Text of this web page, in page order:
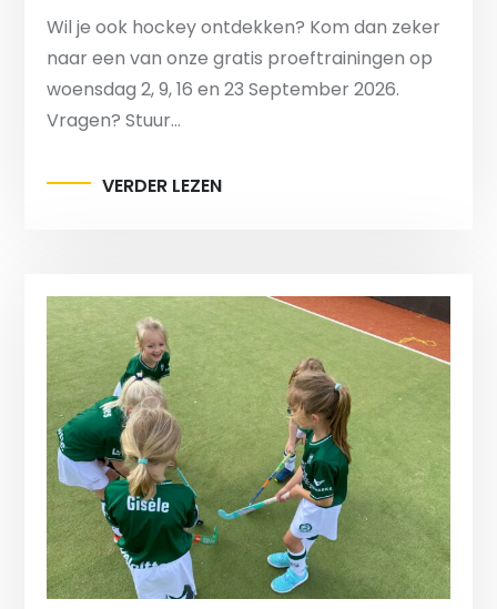
Wil je ook hockey ontdekken? Kom dan zeker
naar een van onze gratis proeftrainingen op
woensdag 2, 9, 16 en 23 September 2026.
Vragen? Stuur…
VERDER LEZEN